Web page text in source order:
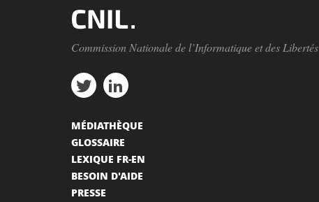
Commission Nationale de l’Informatique et des Libertés
MÉDIATHÈQUE
GLOSSAIRE
LEXIQUE FR-EN
BESOIN D'AIDE
PRESSE